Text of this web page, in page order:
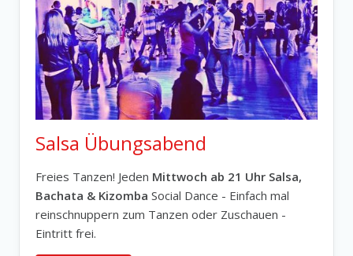
Salsa Übungsabend
Freies Tanzen! Jeden Mittwoch ab 21 Uhr Salsa,
Bachata & Kizomba Social Dance - Einfach mal
reinschnuppern zum Tanzen oder Zuschauen -
Eintritt frei.